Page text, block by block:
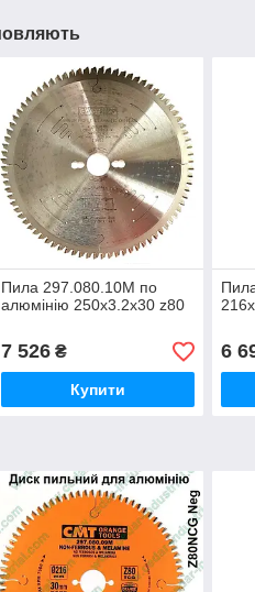
Пила 297.080.10M по
алюмінію 250x3.2x30 z80
7 526₴
Купити
6